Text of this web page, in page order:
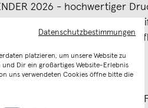
2026 - hochwertiger
m² mattes, Papier, mit allen
Spiralbindung mit
aus strukturiertem
Datenschutzbestimmungen
platzieren, um unsere Website zu
Dir ein großartiges Website-Erlebnis
uns verwendeten Cookies öffne bitte die